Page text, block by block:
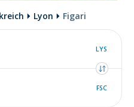
Lyon Figari
LYS
FSC